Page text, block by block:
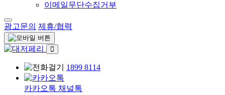
이메일무단수집거부
광고문의 제휴/협력
1899 8114
카카오톡 채널톡